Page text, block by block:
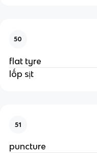
50
flat tyre
lốp sịt
51
puncture